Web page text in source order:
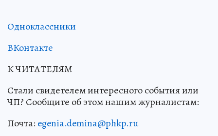
Одноклассники
ВКонтакте
К ЧИТАТЕЛЯМ
Стали свидетелем интересного события или
ЧП? Сообщите об этом нашим журналистам:
Почта: egenia.demina@phkp.ru